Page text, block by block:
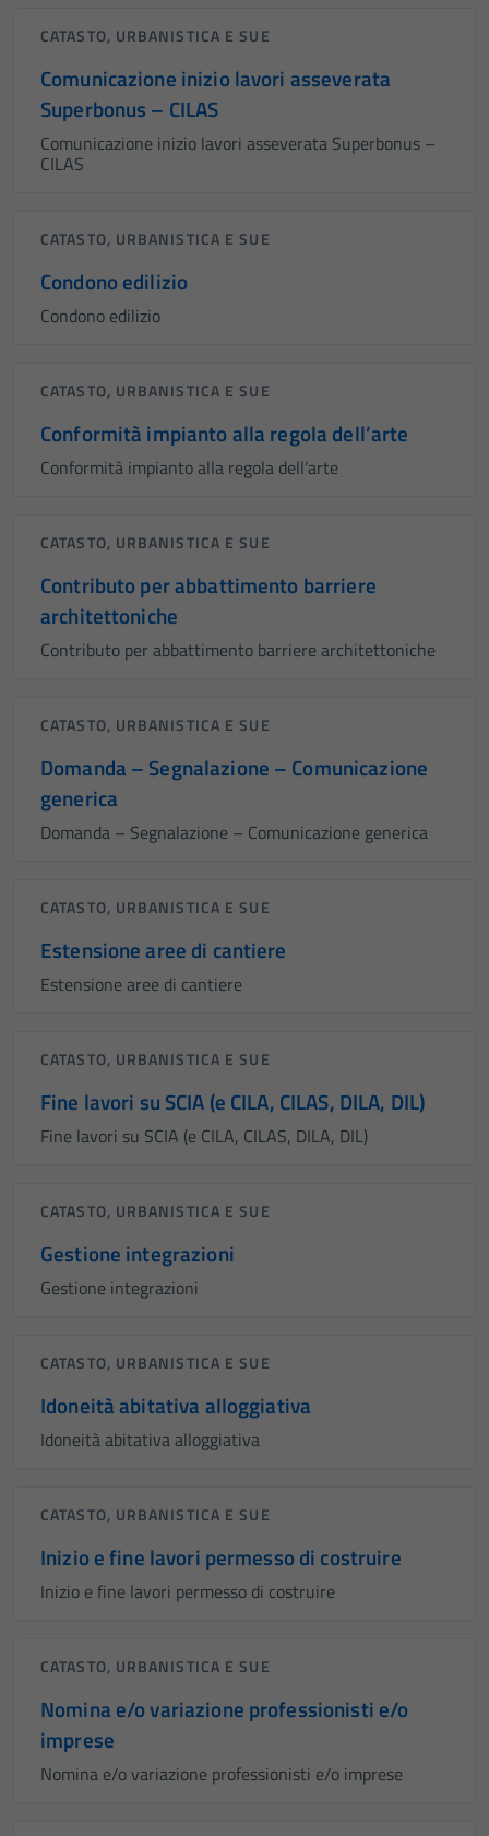
CATASTO, URBANISTICA E SUE
Comunicazione inizio lavori asseverata
Superbonus – CILAS
Comunicazione inizio lavori asseverata Superbonus –
CILAS
CATASTO, URBANISTICA E SUE
Condono edilizio
Condono edilizio
CATASTO, URBANISTICA E SUE
Conformità impianto alla regola dell’arte
Conformità impianto alla regola dell’arte
CATASTO, URBANISTICA E SUE
Contributo per abbattimento barriere
architettoniche
Contributo per abbattimento barriere architettoniche
CATASTO, URBANISTICA E SUE
Domanda – Segnalazione – Comunicazione
generica
Domanda – Segnalazione – Comunicazione generica
CATASTO, URBANISTICA E SUE
Estensione aree di cantiere
Estensione aree di cantiere
CATASTO, URBANISTICA E SUE
Fine lavori su SCIA (e CILA, CILAS, DILA, DIL)
Fine lavori su SCIA (e CILA, CILAS, DILA, DIL)
CATASTO, URBANISTICA E SUE
Gestione integrazioni
Gestione integrazioni
CATASTO, URBANISTICA E SUE
Idoneità abitativa alloggiativa
Idoneità abitativa alloggiativa
CATASTO, URBANISTICA E SUE
Inizio e fine lavori permesso di costruire
Inizio e fine lavori permesso di costruire
CATASTO, URBANISTICA E SUE
Nomina e/o variazione professionisti e/o
imprese
Nomina e/o variazione professionisti e/o imprese